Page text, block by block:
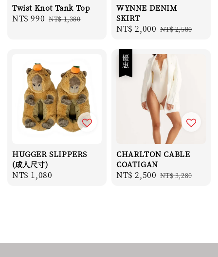
Twist Knot Tank Top
Sale
NT$ 990 Regular
NT$ 1,380
WYNNE DENIM
SKIRT
Sale
NT$ 2,000 Regular
NT$ 2,580
HUGGER SLIPPERS
(成人尺寸)
Regular
NT$ 1,080
優惠
CHARLTON CABLE
COATIGAN
Sale
NT$ 2,500 Regular
NT$ 3,280